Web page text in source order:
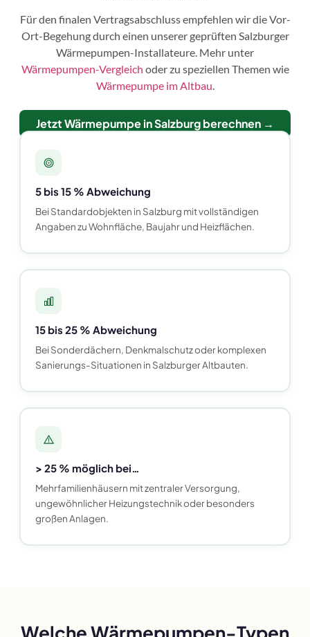
Für den finalen Vertragsabschluss empfehlen wir die Vor-
Ort-Begehung durch einen unserer geprüften Salzburger
Wärmepumpen-Installateure. Mehr unter
Wärmepumpen-Vergleich oder zu speziellen Themen wie
Wärmepumpe im Altbau.
Jetzt Wärmepumpe in Salzburg berechnen →
5 bis 15 % Abweichung
Bei Standardobjekten in Salzburg mit vollständigen
Angaben zu Wohnfläche, Baujahr und Heizflächen.
15 bis 25 % Abweichung
Bei Sonderdächern, Denkmalschutz oder komplexen
Sanierungs-Situationen in Salzburger Altbauten.
> 25 % möglich bei…
Mehrfamilienhäusern mit zentraler Versorgung,
ungewöhnlicher Heizungstechnik oder besonders
großen Anlagen.
Welche Wärmepumpen-Typen